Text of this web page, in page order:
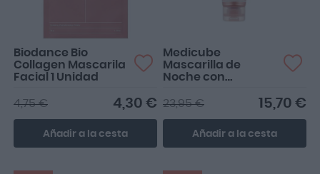
Biodance Bio
Collagen Mascarila
Facial 1 Unidad
4,30 €
4,75 €
Añadir a la cesta
Medicube
Mascarilla de
Noche con
15,70 €
23,95 €
Añadir a la cesta